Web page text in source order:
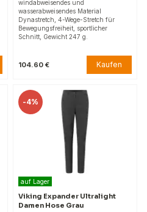
windabweisendes und
wasserabweisendes Material
Dynastretch, 4-Wege-Stretch für
Bewegungsfreiheit, sportlicher
Schnitt, Gewicht 247 g.
104.60 € Kaufen
-4%
auf Lager
Viking Expander Ultralight
Damen Hose Grau